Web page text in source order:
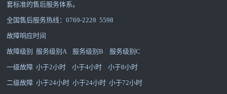
套标准的售后服务体系。
全国售后服务热线：0769-2228 5598
故障响应时间
故障级别 服务级别A 服务级别B 服务级别C
一级故障 小于2小时 小于4小时 小于8小时
二级故障 小于24小时 小于24小时 小于72小时